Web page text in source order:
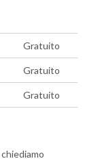
Gratuito
Gratuito
Gratuito